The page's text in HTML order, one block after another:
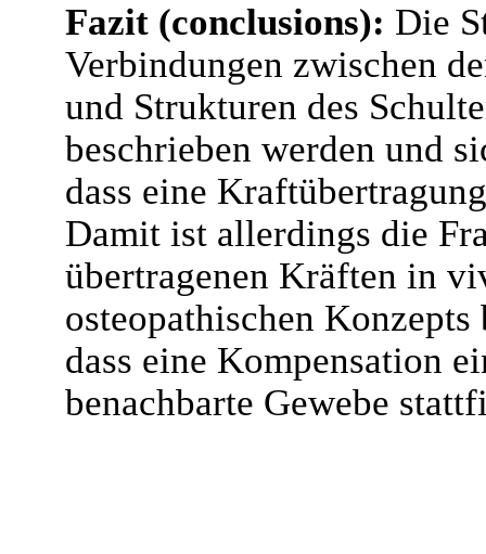
Fazit (conclusions): Die
Verbindungen zwischen
und Strukturen des
beschrieben werden und
dass eine
Damit ist allerdings die
übertragenen Kräften in
osteopathischen
dass eine Kompensation
benachbarte Gewebe